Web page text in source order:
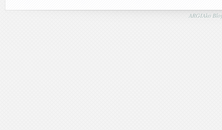
ARGIAko